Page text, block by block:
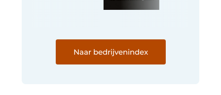
Naar bedrijvenindex